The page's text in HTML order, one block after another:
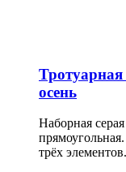
осень
Наборная
трёх элементов.